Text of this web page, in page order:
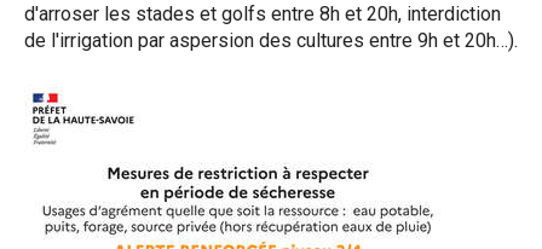
d'arroser les stades et golfs entre 8h et 20h, interdiction
de l'irrigation par aspersion des cultures entre 9h et 20h…).